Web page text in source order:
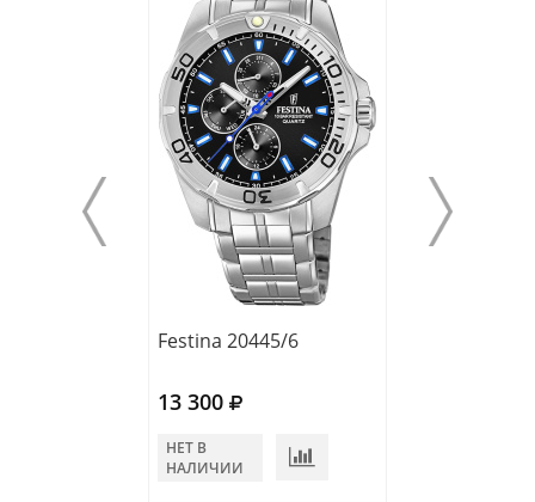
Festinа 20445/6
13 300
НЕТ В
НАЛИЧИИ